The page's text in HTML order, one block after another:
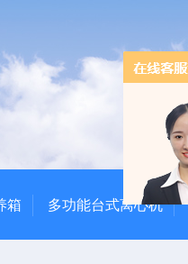
箱 多功能台式离心机